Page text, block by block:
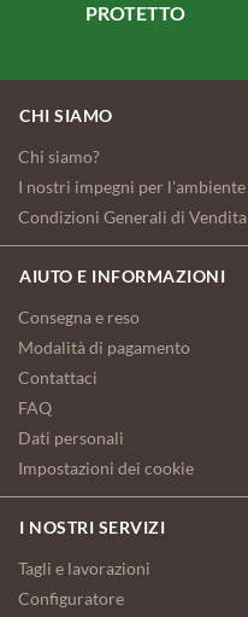
PROTETTO
CHI SIAMO
Chi siamo?
I nostri impegni per l'ambiente
Condizioni Generali di Vendita
AIUTO E INFORMAZIONI
Consegna e reso
Modalità di pagamento
Contattaci
FAQ
Dati personali
Impostazioni dei cookie
I NOSTRI SERVIZI
Tagli e lavorazioni
Configuratore